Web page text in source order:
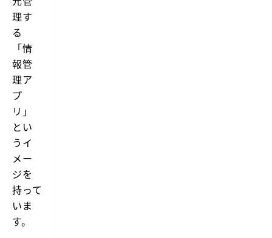
理す
る
「情
報管
理ア
プ
リ」
とい
うイ
メー
ジを
持って
いま
す。